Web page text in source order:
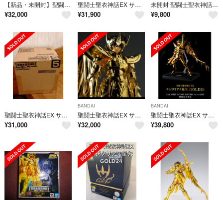
【新品・未開封】聖闘士聖衣神話ex サジタリアス星矢 gold24
¥32,000
聖闘士聖衣神話EX サジタリアス星矢 GOLD24
¥31,900
未開封 聖闘士聖衣神話EX サジタリアス星矢
¥9,800
聖闘士聖衣神話EX サジタリアス星矢 GOLD24 新品未開封
¥31,000
BANDAI
聖闘士聖衣神話EX サジタリアス星矢 GOLD24
¥32,000
BANDAI
聖闘士聖衣神話EX サジタリアス星矢 GOLD24
¥39,800